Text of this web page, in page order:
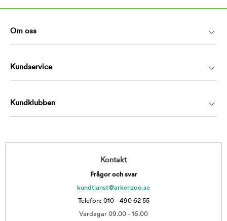
Om oss
Kundservice
Kundklubben
Kontakt
Frågor och svar
kundtjanst@arkenzoo.se
Telefon: 010 - 490 62 55
Vardagar 09.00 - 16.00